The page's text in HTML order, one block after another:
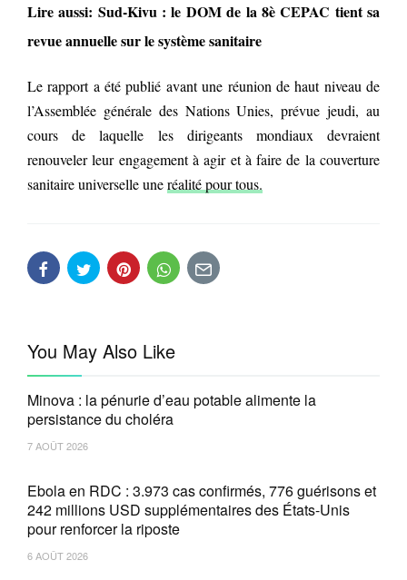
Lire aussi: Sud-Kivu : le DOM de la 8è CEPAC tient sa
revue annuelle sur le système sanitaire
Le rapport a été publié avant une réunion de haut niveau de
l’Assemblée générale des Nations Unies, prévue jeudi, au
cours de laquelle les dirigeants mondiaux devraient
renouveler leur engagement à agir et à faire de la couverture
sanitaire universelle uneréalité pour tous.
You May Also Like
Minova : la pénurie d’eau potable alimente la
persistance du choléra
7 AOÛT 2026
Ebola en RDC : 3.973 cas confirmés, 776 guérisons et
242 millions USD supplémentaires des États-Unis
pour renforcer la riposte
6 AOÛT 2026